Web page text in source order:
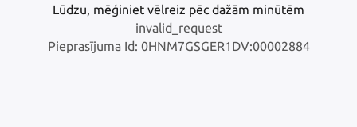
Lūdzu, mēģiniet vēlreiz pēc dažām minūtēm
invalid_request
Pieprasījuma Id: 0HNM7GSGER1DV:00002884